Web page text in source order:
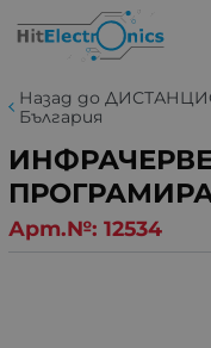
Назад до
България
Арт.№: 12534